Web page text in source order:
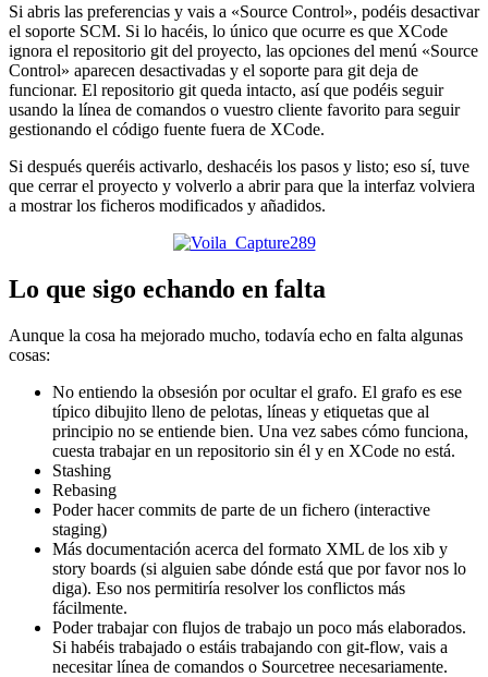
Si abris las preferencias y vais a «Source Control», podéis desactivar
el soporte SCM. Si lo hacéis, lo único que ocurre es que XCode
ignora el repositorio git del proyecto, las opciones del menú «Source
Control» aparecen desactivadas y el soporte para git deja de
funcionar. El repositorio git queda intacto, así que podéis seguir
usando la línea de comandos o vuestro cliente favorito para seguir
gestionando el código fuente fuera de XCode.
Si después queréis activarlo, deshacéis los pasos y listo; eso sí, tuve
que cerrar el proyecto y volverlo a abrir para que la interfaz volviera
a mostrar los ficheros modificados y añadidos.
Lo que sigo echando en falta
Aunque la cosa ha mejorado mucho, todavía echo en falta algunas
cosas:
No entiendo la obsesión por ocultar el grafo. El grafo es ese
típico dibujito lleno de pelotas, líneas y etiquetas que al
principio no se entiende bien. Una vez sabes cómo funciona,
cuesta trabajar en un repositorio sin él y en XCode no está.
Stashing
Rebasing
Poder hacer commits de parte de un fichero (interactive
staging)
Más documentación acerca del formato XML de los xib y
story boards (si alguien sabe dónde está que por favor nos lo
diga). Eso nos permitiría resolver los conflictos más
fácilmente.
Poder trabajar con flujos de trabajo un poco más elaborados.
Si habéis trabajado o estáis trabajando con git-flow, vais a
necesitar línea de comandos o Sourcetree necesariamente.